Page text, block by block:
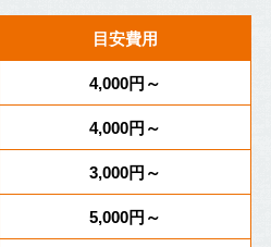
目安費用
4,000円～
4,000円～
3,000円～
5,000円～